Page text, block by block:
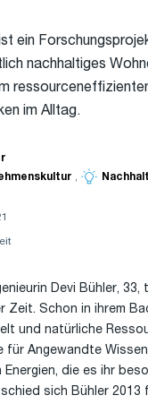
ein
nachhaltiges
im Alltag.
,
Devi Bühler,
Zeit. Schon in ihrem
und natürliche
für Angewandte
Energien, die es ihr
sich Bühler 2013